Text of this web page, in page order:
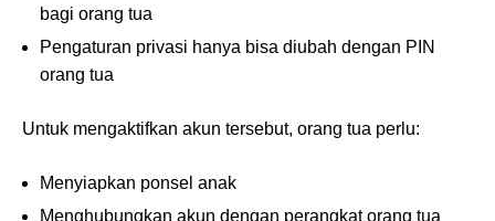
bagi orang tua
Pengaturan privasi hanya bisa diubah dengan PIN
orang tua
Untuk mengaktifkan akun tersebut, orang tua perlu:
Menyiapkan ponsel anak
Menghubungkan akun dengan perangkat orang tua